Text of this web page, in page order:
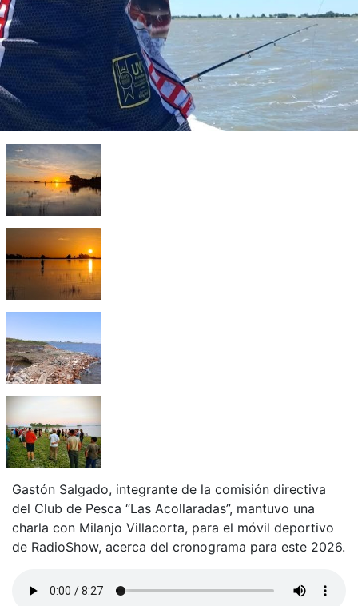
Gastón Salgado, integrante de la comisión directiva
del Club de Pesca “Las Acollaradas”, mantuvo una
charla con Milanjo Villacorta, para el móvil deportivo
de RadioShow, acerca del cronograma para este 2026.